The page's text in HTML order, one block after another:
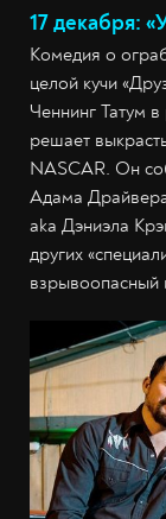
17 декабря:
Комедия о
целой кучи
Ченнинг Татум
решает
NASCAR. Он
Адама
аkа Дэниэла
других
взрывоопасный